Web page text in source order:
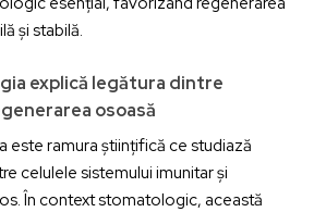
și stabilă.
explică legătura dintre
osoasă
ramura științifică ce studiază
celulele sistemului imunitar și
În context stomatologic, această